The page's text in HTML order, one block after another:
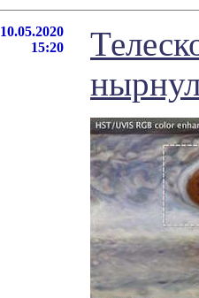
10.05.2020
15:20